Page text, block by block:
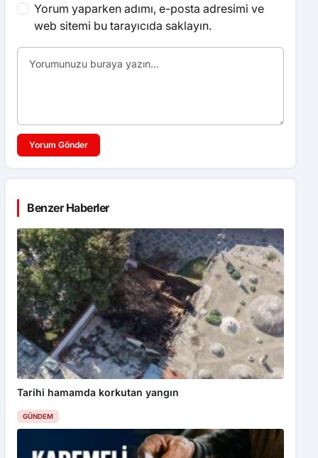
Yorum yaparken adımı, e-posta adresimi ve
web sitemi bu tarayıcıda saklayın.
Yorum Gönder
Benzer Haberler
Tarihi hamamda korkutan yangın
GÜNDEM